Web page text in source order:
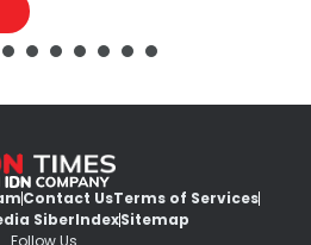
Contact UsTerms of Services
SiberIndexSitemap
Follow Us